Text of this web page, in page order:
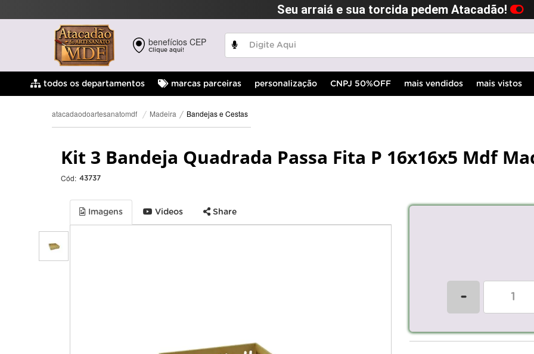
Seu arraiá e sua torcida pedem Atacadão!
benefícios CEP
Clique aqui!
todos os departamentos marcas parceiras personalização CNPJ 50%OFF mais vendidos mais vistos
atacadaodoartesanatomdf Madeira Bandejas e Cestas
Kit 3 Bandeja Quadrada Passa Fita P 16x16x5 Mdf
Cód: 43737
Imagens Videos Share
-